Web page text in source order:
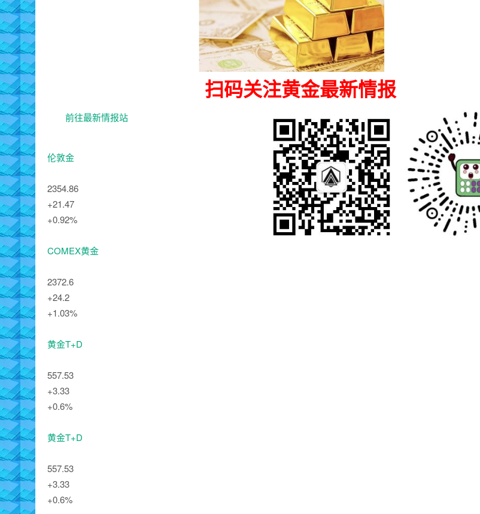
扫码关注黄金最新情报
前往最新情报站
伦敦金
2354.86
+21.47
+0.92%
COMEX黄金
2372.6
+24.2
+1.03%
黄金T+D
557.53
+3.33
+0.6%
黄金T+D
557.53
+3.33
+0.6%